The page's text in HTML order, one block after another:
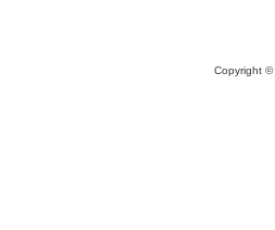
Copyright